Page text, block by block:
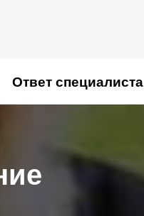
Ответ специалиста